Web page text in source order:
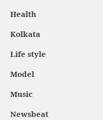
Health
Kolkata
Life style
Model
Music
Newsbeat